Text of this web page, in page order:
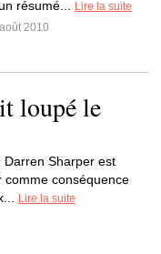
résumé...
Lire la suite
2010
loupé le
Darren Sharper est
comme conséquence
Lire la suite